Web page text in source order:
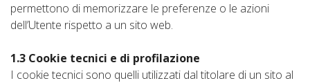
permettono di memorizzare le preferenze o le azioni
dell’Utente rispetto a un sito web.
1.3 Cookie tecnici e di profilazione
I cookie tecnici sono quelli utilizzati dal titolare di un sito al